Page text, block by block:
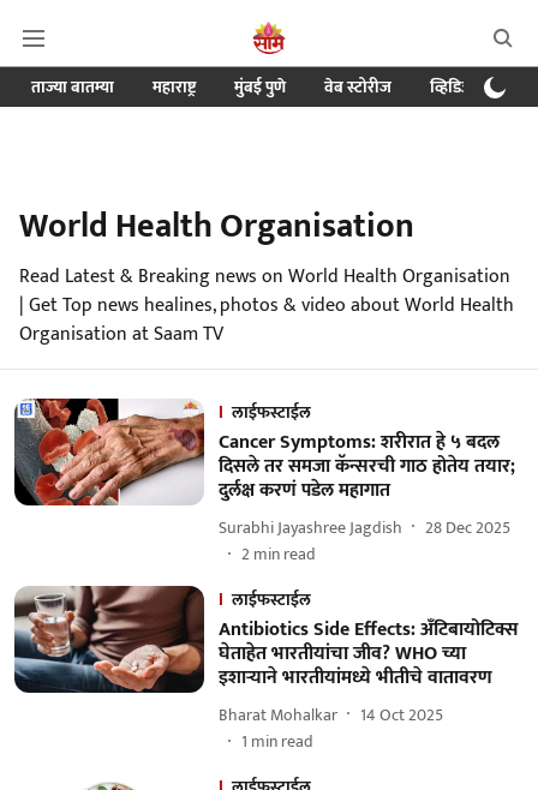
ताज्या बातम्या महाराष्ट्र मुंबई पुणे वेब स्टोरीज व्हिडिओ
World Health Organisation
Read Latest & Breaking news on World Health Organisation
| Get Top news healines, photos & video about World Health
Organisation at Saam TV
लाईफस्टाईल
Cancer Symptoms: शरीरात हे ५ बदल
दिसले तर समजा कॅन्सरची गाठ होतेय तयार;
दुर्लक्ष करणं पडेल महागात
Surabhi Jayashree Jagdish
28 Dec 2025
2min read
लाईफस्टाईल
Antibiotics Side Effects: अँटिबायोटिक्स
घेताहेत भारतीयांचा जीव? WHO च्या
इशाऱ्याने भारतीयांमध्ये भीतीचे वातावरण
Bharat Mohalkar
14 Oct 2025
1 min read